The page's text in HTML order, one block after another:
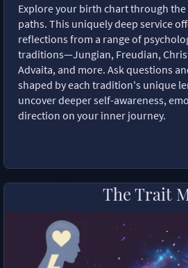
Explore your birth chart through
paths. This uniquely deep service
reflections from a range of
traditions—Jungian, Freudian,
Advaita, and more. Ask questions
shaped by each tradition's unique
uncover deeper self-awareness,
direction on your inner journey.
The Trait